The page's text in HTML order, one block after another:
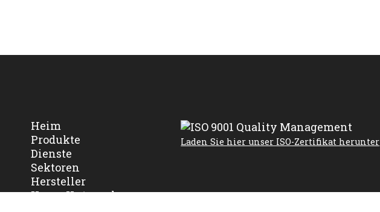
Heim
Produkte
Dienste
Sektoren
Hersteller
Unser Unternehmen
Laden Sie hier unser ISO-Zertifikat herunter